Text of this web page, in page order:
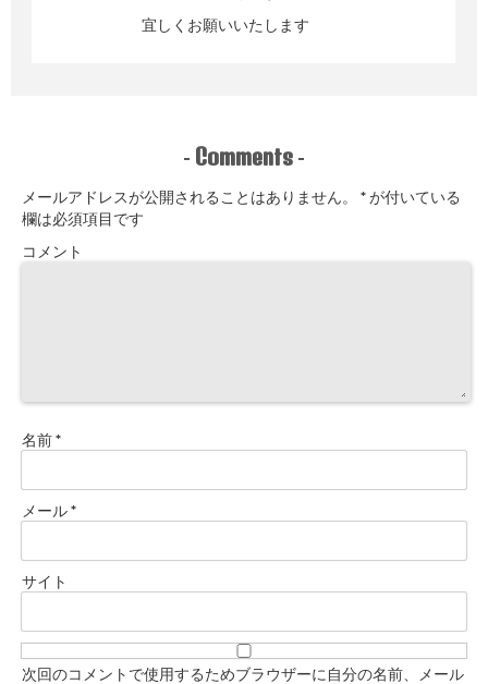
宜しくお願いいたします
- Comments -
メールアドレスが公開されることはありません。 *が付いている
欄は必須項目です
コメント
名前*
メール*
サイト
次回のコメントで使用するためブラウザーに自分の名前、メール